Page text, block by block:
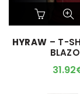
Ce
produit
Les
HYRAW – T-
31.92